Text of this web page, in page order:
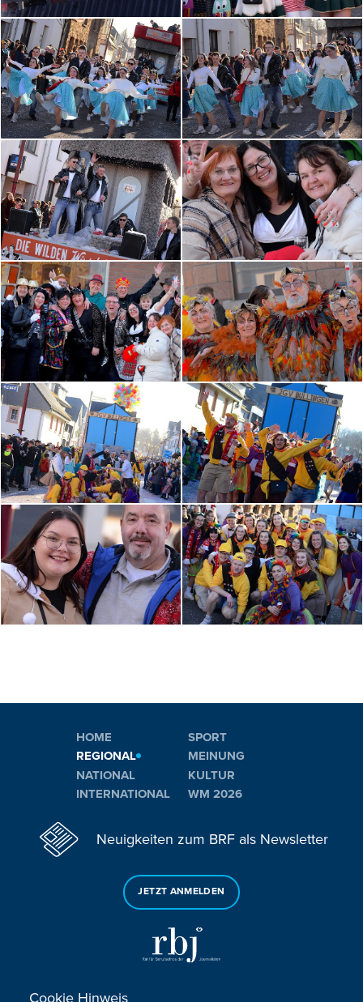
HOME
REGIONAL
NATIONAL
INTERNATIONAL
SPORT
MEINUNG
KULTUR
WM 2026
Neuigkeiten zum BRF als Newsletter
JETZT ANMELDEN
Cookie Hinweis